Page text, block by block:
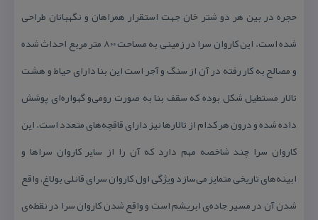
حجره در بین هر دو شتر خان جهت استقرار همراهان و نگهبانان طراحی
شده است. این كاروان سرا در زمینی به مساحت ۸۰۰ متر مربع احداث شده
و مصالح به كار رفته در آن از سنگ و آجر است این بنا دارای حیاط و هشت
تالار مستطیل شكل بوده كه سقف بنا به صورت رومی‌و گهواره‌ای پوشش
داده شده و درون هر كدام از تالار‌ها نیز دارای قاقچه‌های متعدد است. این
كاروان سرا چند شاخصه مهم دارد كه آن را از سایر كاروان سراها و
ابینه‌های تاریخی متمایز می‌سازد ویژگی اول كاروان سرای قانلی بولاغ،‌ واقع
شدن آن در مسیر جاده‌ی ابریشم است و واقع شدن كاروان سرا در نقطه‌ی